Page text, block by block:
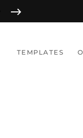
TEMPLATES